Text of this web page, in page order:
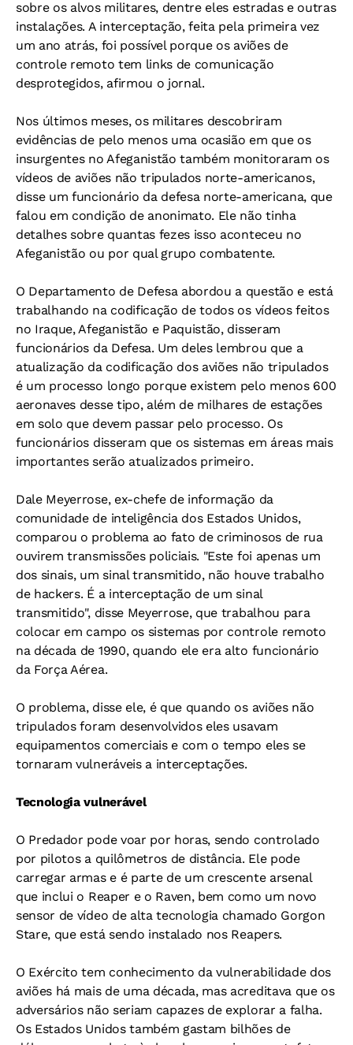
sobre os alvos militares, dentre eles estradas e outras
instalações. A interceptação, feita pela primeira vez
um ano atrás, foi possível porque os aviões de
controle remoto tem links de comunicação
desprotegidos, afirmou o jornal.
Nos últimos meses, os militares descobriram
evidências de pelo menos uma ocasião em que os
insurgentes no Afeganistão também monitoraram os
vídeos de aviões não tripulados norte-americanos,
disse um funcionário da defesa norte-americana, que
falou em condição de anonimato. Ele não tinha
detalhes sobre quantas fezes isso aconteceu no
Afeganistão ou por qual grupo combatente.
O Departamento de Defesa abordou a questão e está
trabalhando na codificação de todos os vídeos feitos
no Iraque, Afeganistão e Paquistão, disseram
funcionários da Defesa. Um deles lembrou que a
atualização da codificação dos aviões não tripulados
é um processo longo porque existem pelo menos 600
aeronaves desse tipo, além de milhares de estações
em solo que devem passar pelo processo. Os
funcionários disseram que os sistemas em áreas mais
importantes serão atualizados primeiro.
Dale Meyerrose, ex-chefe de informação da
comunidade de inteligência dos Estados Unidos,
comparou o problema ao fato de criminosos de rua
ouvirem transmissões policiais. "Este foi apenas um
dos sinais, um sinal transmitido, não houve trabalho
de hackers. É a interceptação de um sinal
transmitido", disse Meyerrose, que trabalhou para
colocar em campo os sistemas por controle remoto
na década de 1990, quando ele era alto funcionário
da Força Aérea.
O problema, disse ele, é que quando os aviões não
tripulados foram desenvolvidos eles usavam
equipamentos comerciais e com o tempo eles se
tornaram vulneráveis a interceptações.
Tecnologia vulnerável
O Predador pode voar por horas, sendo controlado
por pilotos a quilômetros de distância. Ele pode
carregar armas e é parte de um crescente arsenal
que inclui o Reaper e o Raven, bem como um novo
sensor de vídeo de alta tecnologia chamado Gorgon
Stare, que está sendo instalado nos Reapers.
O Exército tem conhecimento da vulnerabilidade dos
aviões há mais de uma década, mas acreditava que os
adversários não seriam capazes de explorar a falha.
Os Estados Unidos também gastam bilhões de